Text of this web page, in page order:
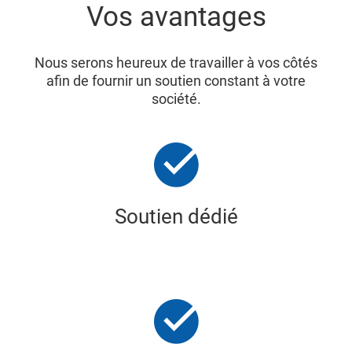
Vos avantages
Nous serons heureux de travailler à vos côtés
afin de fournir un soutien constant à votre
société.
Soutien dédié